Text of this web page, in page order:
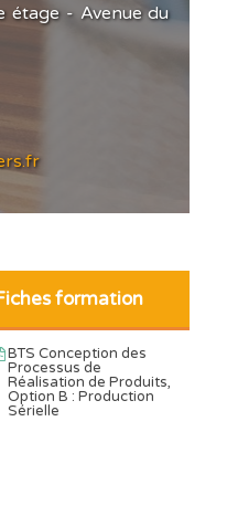
étage - Avenue du
formation
BTS Conception des
Processus de
Réalisation de Produits,
Option B : Production
Sérielle